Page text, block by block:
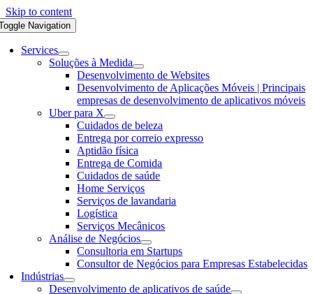
Skip to content
Navigation
Services
Soluções à Medida
Desenvolvimento de Websites
Desenvolvimento de Aplicações Móveis | Principais
empresas de desenvolvimento de aplicativos móveis
Uber para X
Cuidados de beleza
Entrega por correio expresso
Aptidão física
Entrega de Comida
Cuidados de saúde
Home Serviços
Serviços de lavandaria
Logística
Serviços Mecânicos
Análise de Negócios
Consultoria em Startups
Consultor de Negócios para Empresas Estabelecidas
Indústrias
Desenvolvimento de aplicativos de saúde